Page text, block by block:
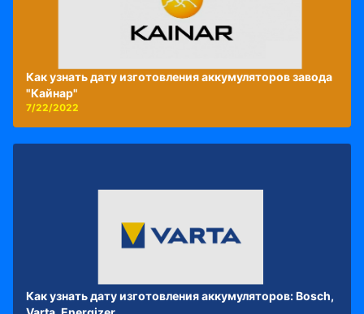
Как узнать дату изготовления аккумуляторов завода
"Кайнар"
7/22/2022
Как узнать дату изготовления аккумуляторов: Bosch,